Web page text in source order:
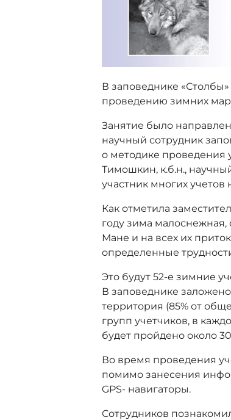
В заповеднике
проведению зимних
Занятие было
научный сотрудник
о методике проведения
Тимошкин, к.б.н.,
участник многих учетов
Как отметила
году зима
Мане и на всех их
определенные
Это будут 52-е зимние
В заповеднике
территория (85% от
групп учетчиков, в
будет пройдено около
Во время проведения
помимо занесения
GPS- навигаторы.
Сотрудников